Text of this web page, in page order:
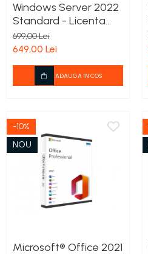
Windows Server 2022
Standard - Licenta
permanenta
699,00 Lei
649,00 Lei
ADAUGA IN COS
-10%
NOU
Microsoft® Office 2021